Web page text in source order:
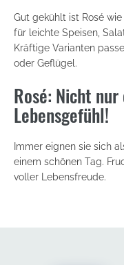
Gut gekühlt ist Rosé
für leichte Speisen,
Kräftige Varianten
oder Geflügel.
Rosé: Nicht
Lebensgefühl!
Immer eignen sie sich
einem schönen Tag.
voller Lebensfreude.